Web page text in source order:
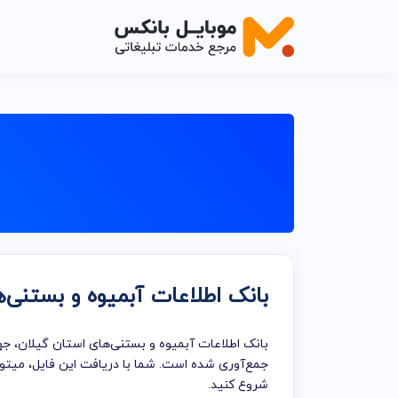
اصناف
اصناف
اصناف
خدمات
بانک اطلاعات آبمیوه و
بانک اطلاعات آبمیوه و بستنی‌های استان گیلان،
جمع‌آوری شده است. شما با دریافت این فایل،
شروع کنید.